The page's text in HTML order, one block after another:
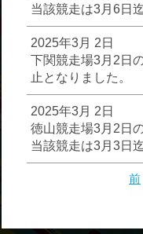
当該競走は3月6日
2025年3月 2日
下関競走場3月2日
止となりました。
2025年3月 2日
徳山競走場3月2日
当該競走は3月3日
前